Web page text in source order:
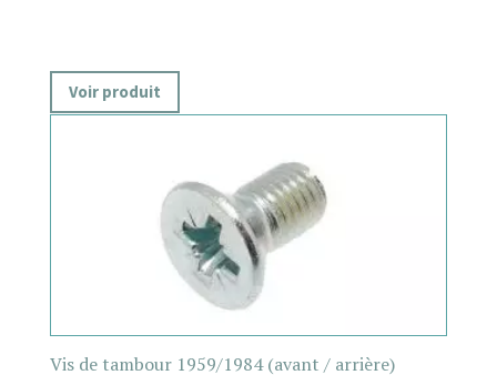
Voir produit
Vis de tambour 1959/1984 (avant / arrière)